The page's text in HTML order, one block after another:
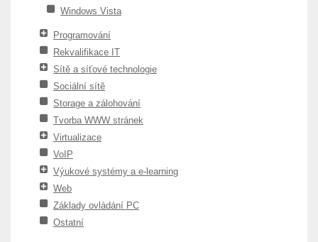
Windows Vista
Programování
Rekvalifikace IT
Sítě a síťové technologie
Sociální sítě
Storage a zálohování
Tvorba WWW stránek
Virtualizace
VoIP
Výukové systémy a e-learning
Web
Základy ovládání PC
Ostatní